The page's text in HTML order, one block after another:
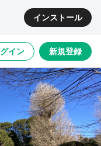
インストール
イン 新規登録